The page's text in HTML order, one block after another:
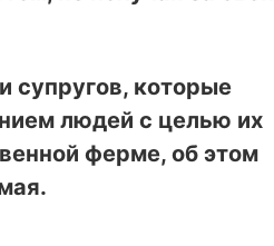
супругов, которые
людей с целью их
ферме, об этом